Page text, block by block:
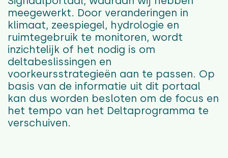
meegewerkt. Door veranderingen in
klimaat, zeespiegel, hydrologie en
ruimtegebruik te monitoren, wordt
inzichtelijk of het nodig is om
deltabeslissingen en
voorkeursstrategieën aan te passen. Op
basis van de informatie uit dit portaal
kan dus worden besloten om de focus en
het tempo van het Deltaprogramma te
verschuiven.